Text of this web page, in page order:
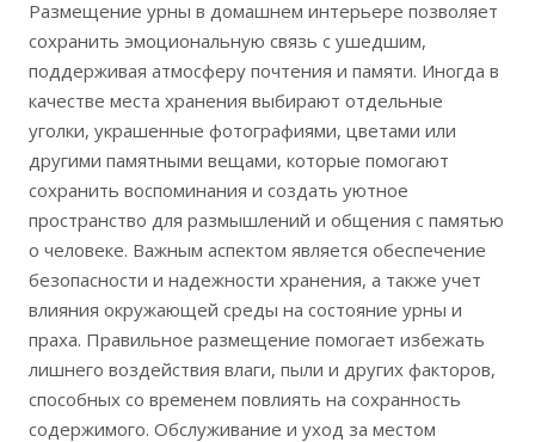
Размещение урны в домашнем интерьере позволяет
сохранить эмоциональную связь с ушедшим,
поддерживая атмосферу почтения и памяти. Иногда в
качестве места хранения выбирают отдельные
уголки, украшенные фотографиями, цветами или
другими памятными вещами, которые помогают
сохранить воспоминания и создать уютное
пространство для размышлений и общения с памятью
о человеке. Важным аспектом является обеспечение
безопасности и надежности хранения, а также учет
влияния окружающей среды на состояние урны и
праха. Правильное размещение помогает избежать
лишнего воздействия влаги, пыли и других факторов,
способных со временем повлиять на сохранность
содержимого. Обслуживание и уход за местом